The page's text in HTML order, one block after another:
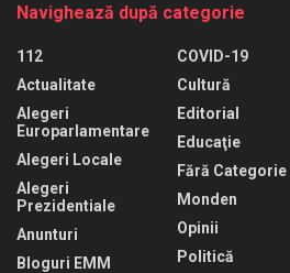
Navighează după categorie
112
Actualitate
Alegeri
Europarlamentare
Alegeri Locale
Alegeri
Prezidentiale
Anunturi
Bloguri EMM
COVID-19
Cultură
Editorial
Educaţie
Fără Categorie
Monden
Opinii
Politică